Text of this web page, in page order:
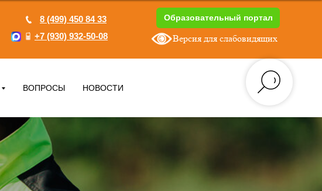
Образовательный портал
+7 (930) 932-50-08
8 (499) 450 84 33
Версия для слабовидящих
ВОПРОСЫ НОВОСТИ